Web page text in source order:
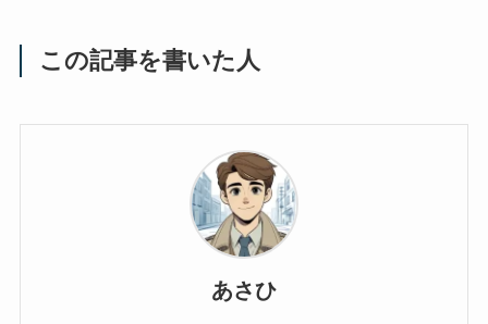
この記事を書いた人
あさひ